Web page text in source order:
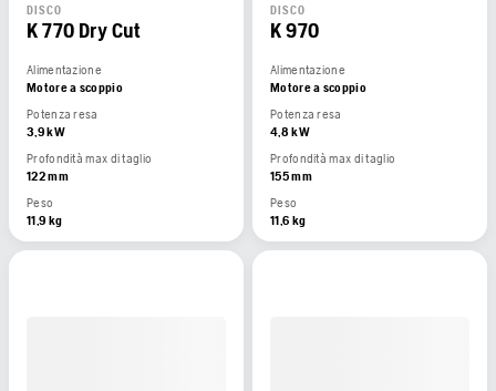
DISCO
K 770 Dry Cut
Alimentazione
Motore a scoppio
Potenza resa
3,9 kW
Profondità max di taglio
122 mm
Peso
11,9 kg
DISCO
K 970
Alimentazione
Motore a scoppio
Potenza resa
4,8 kW
Profondità max di taglio
155 mm
Peso
11,6 kg